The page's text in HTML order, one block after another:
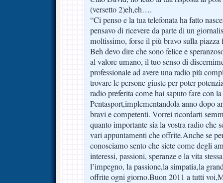
(versetto 2)eh,eh….
“Ci penso e la tua telefonata ha fatto
pensavo di ricevere da parte di un
moltissimo, forse il più bravo sulla
Beh devo dire che sono felice e
al valore umano, il tuo senso di
professionale ad avere una radio più
trovare le persone giuste per poter
radio preferita come hai saputo fare con
Pentasport,implementandola anno dopo
bravi e competenti. Vorrei ricordarti
quanto importante sia la vostra radio che
vari appuntamenti che offrite.Anche se
conosciamo sento che siete come degli
interessi, passioni, speranze e la vita
l’impegno, la passione,la simpatia,la
offrite ogni giorno.Buon 2011 a tutti